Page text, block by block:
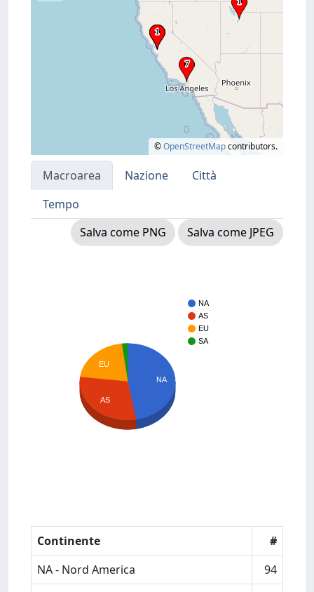
©OpenStreetMapcontributors.
Macroarea Nazione
Città
Tempo
Salva come PNG
Salva come JPEG
NA
AS
EU
SA
NA
EU
AS
Continente
#
NA - Nord America
94